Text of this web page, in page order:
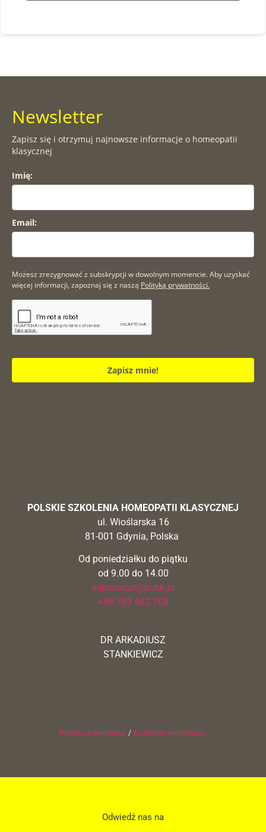
Newsletter
Zapisz się i otrzymuj najnowsze informacje o homeopatii
klasycznej
Imię:
Email:
Możesz zrezygnować z subskrypcji w dowolnym momencie. Aby uzyskać
więcej informacji, zapoznaj się z naszą Polityką prywatności.
Zapisz mnie!
POLSKIE SZKOLENIA HOMEOPATII KLASYCZNEJ
ul. Wioślarska 16
81-001 Gdynia, Polska
Od poniedziałku do piątku
od 9.00 do 14.00
sekretariat@pshk.pl
+48 789 482 708
DR ARKADIUSZ
STANKIEWICZ
Polityka prywatności / Archiwum wiadomości
Odwiedź nas na